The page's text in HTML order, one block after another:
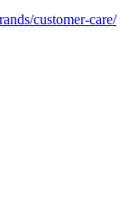
customer-care/